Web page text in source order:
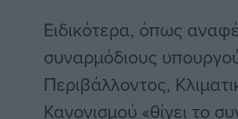
Ειδικότερα, όπως
συναρμόδιους
Περιβάλλοντος,
Κανονισμού «θίγει το